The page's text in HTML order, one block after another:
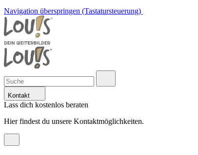
Navigation überspringen (Tastatursteuerung)
Kontakt
Lass dich kostenlos beraten
Hier findest du unsere Kontaktmöglichkeiten.